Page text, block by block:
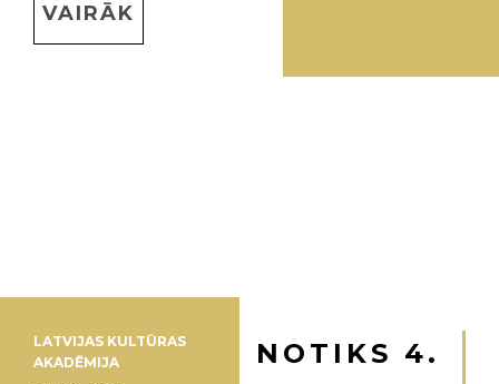
VAIRĀK
LATVIJAS KULTŪRAS
AKADĒMIJA
NOTIKS 4.